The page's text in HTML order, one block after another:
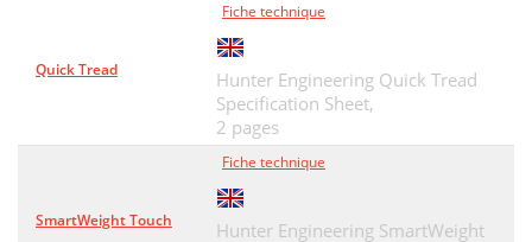
Quick Tread
Fiche technique
Hunter Engineering Quick Tread
Specification Sheet,
2 pages
SmartWeight Touch
Fiche technique
Hunter Engineering SmartWeight